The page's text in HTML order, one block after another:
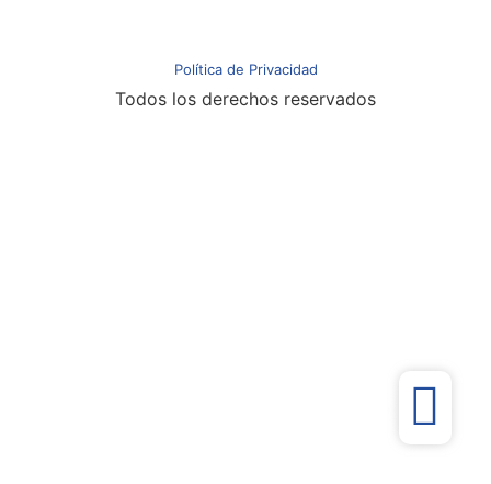
Política de Privacidad
Todos los derechos reservados